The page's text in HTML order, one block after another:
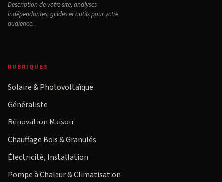
Description de votre site, analyses
indépendantes, guides et outils pour votre
audience.
RUBRIQUES
Solaire & Photovoltaïque
Généraliste
Rénovation Maison
Chauffage Bois & Granulés
Électricité, Installation
Pompe à Chaleur & Climatisation